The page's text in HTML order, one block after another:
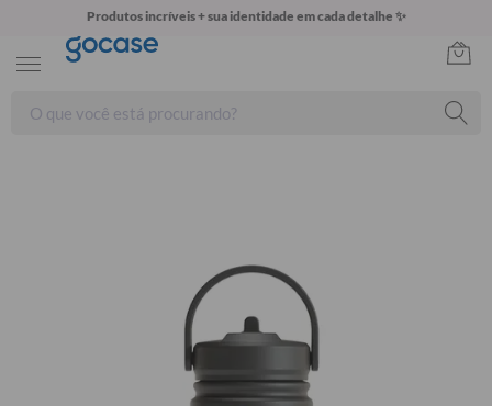
Produtos incríveis + sua identidade em cada detalhe ✨